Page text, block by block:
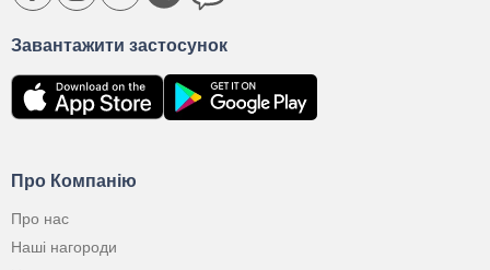
Про Компанію
Про нас
Наші нагороди
Завантажити застосунок